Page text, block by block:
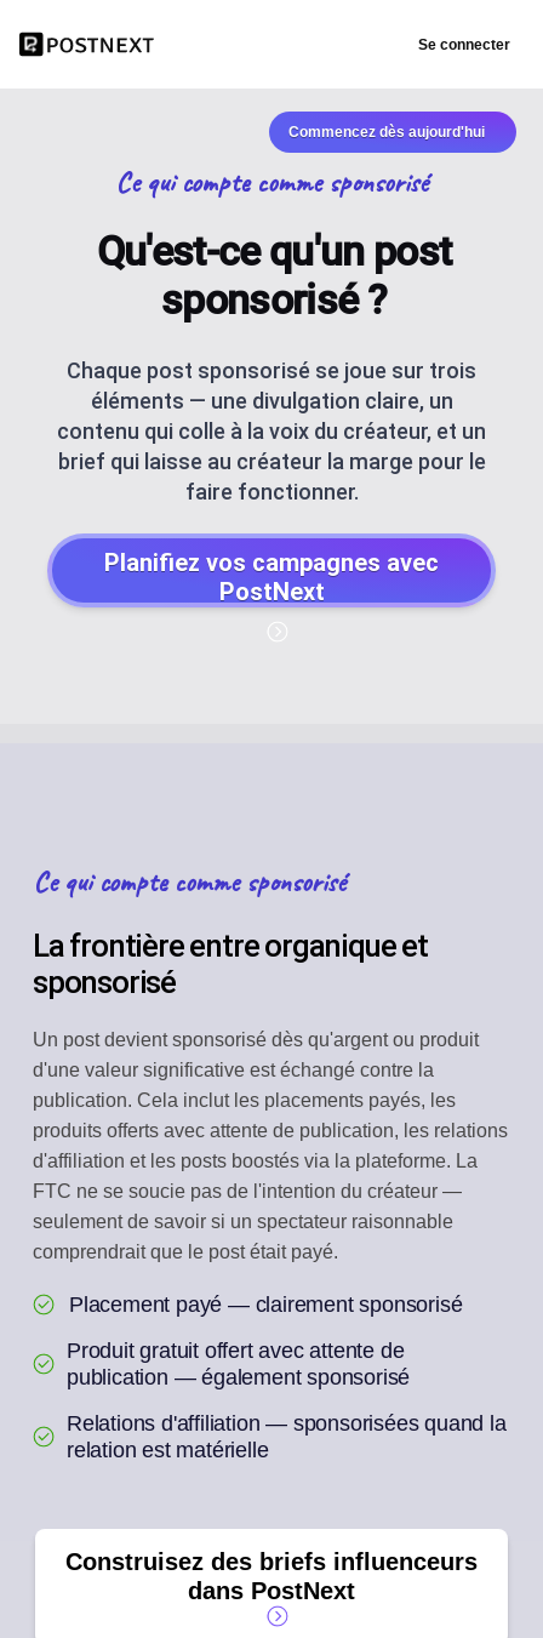
Se connecter
Commencez dès aujourd'hui
Ce qui compte comme sponsorisé
Qu'est-ce qu'un post
sponsorisé ?
Chaque post sponsorisé se joue sur trois
éléments — une divulgation claire, un
contenu qui colle à la voix du créateur, et un
brief qui laisse au créateur la marge pour le
faire fonctionner.
Planifiez vos campagnes avec
PostNext
Ce qui compte comme sponsorisé
La frontière entre organique et
sponsorisé
Un post devient sponsorisé dès qu'argent ou produit
d'une valeur significative est échangé contre la
publication. Cela inclut les placements payés, les
produits offerts avec attente de publication, les relations
d'affiliation et les posts boostés via la plateforme. La
FTC ne se soucie pas de l'intention du créateur —
seulement de savoir si un spectateur raisonnable
comprendrait que le post était payé.
Placement payé — clairement sponsorisé
Produit gratuit offert avec attente de
publication — également sponsorisé
Relations d'affiliation — sponsorisées quand la
relation est matérielle
Construisez des briefs influenceurs
dans PostNext